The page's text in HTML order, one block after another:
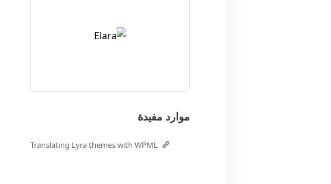
موارد مفيدة
Translating Lyra themes with WPML